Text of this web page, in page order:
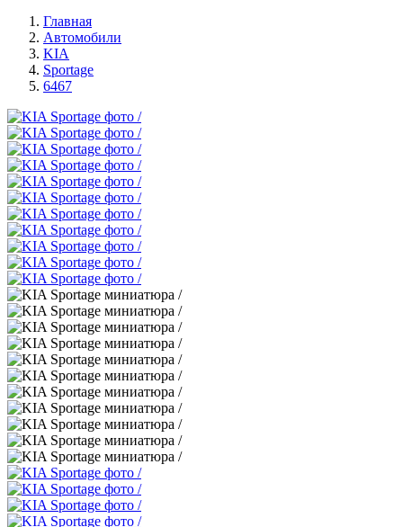
Главная
Автомобили
KIA
Sportage
6467